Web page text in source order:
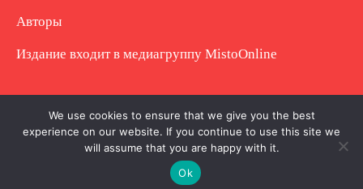
Авторы
Издание входит в медиагруппу MistoOnline
Copyright © Полное использование материала
запрещено. Частично разрешено с гиперссылкой.
We use cookies to ensure that we give you the best
experience on our website. If you continue to use this site we
will assume that you are happy with it.
Ok